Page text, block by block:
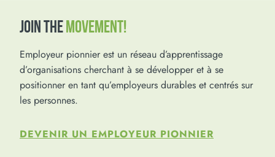
JOIN THEMOVEMENT!
Employeur pionnier est un réseau d’apprentissage
d’organisations cherchant à se développer et à se
positionner en tant qu’employeurs durables et centrés sur
les personnes.
DEVENIR UN EMPLOYEUR PIONNIER